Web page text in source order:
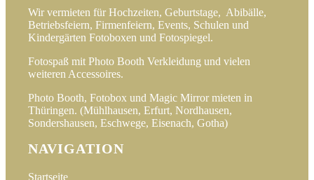
Wir vermieten für Hochzeiten, Geburtstage, Abibälle,
Betriebsfeiern, Firmenfeiern, Events, Schulen und
Kindergärten Fotoboxen und Fotospiegel.
Fotospaß mit Photo Booth Verkleidung und vielen
weiteren Accessoires.
Photo Booth, Fotobox und Magic Mirror mieten in
Thüringen. (Mühlhausen, Erfurt, Nordhausen,
Sondershausen, Eschwege, Eisenach, Gotha)
NAVIGATION
Startseite